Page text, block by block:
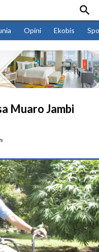

Opini Ekobis
Muaro Jambi